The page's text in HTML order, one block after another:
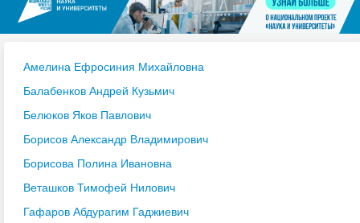
Амелина Ефросиния Михайловна
Балабенков Андрей Кузьмич
Белюков Яков Павлович
Борисов Александр Владимирович
Борисова Полина Ивановна
Веташков Тимофей Нилович
Гафаров Абдурагим Гаджиевич